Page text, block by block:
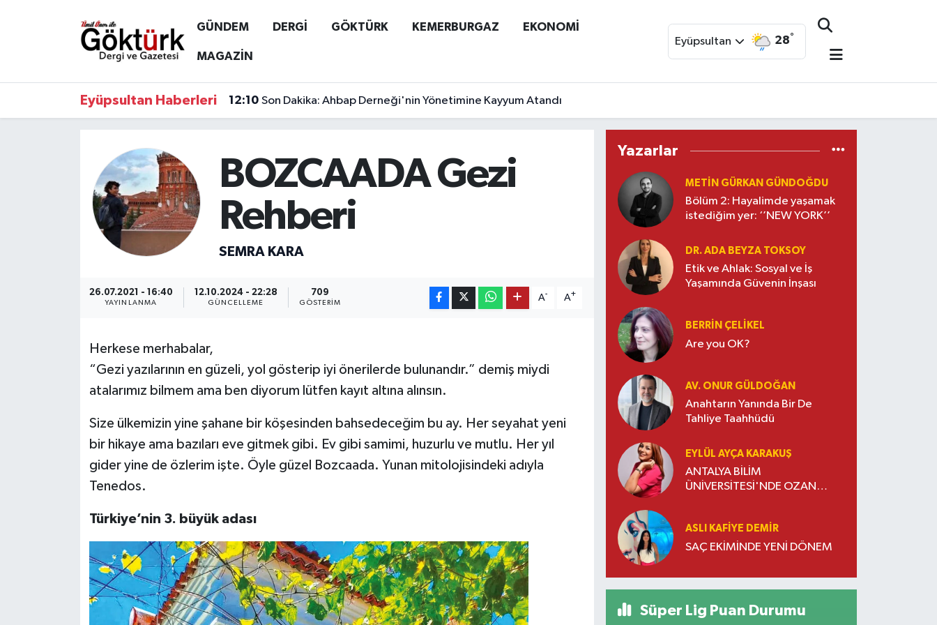
GÜNDEM DERGİ GÖKTÜRK KEMERBURGAZ EKONOMİ
MAGAZİN
Eyüpsultan 28°
Eyüpsultan Haberleri 12:10 Son Dakika: Ahbap Derneği'nin Yönetimine Kayyum Atandı
BOZCAADA Gezi
Rehberi
SEMRA KARA
26.07.2021 - 16:40
YAYINLANMA
12.10.2024 - 22:28
GÜNCELLEME
709
GÖSTERIM
A- A+
Herkese merhabalar,
“Gezi yazılarının en güzeli, yol gösterip iyi önerilerde bulunandır.” demiş miydi
atalarımız bilmem ama ben diyorum lütfen kayıt altına alınsın.
Size ülkemizin yine şahane bir köşesinden bahsedeceğim bu ay. Her seyahat yeni
bir hikaye ama bazıları eve gitmek gibi. Ev gibi samimi, huzurlu ve mutlu. Her yıl
gider yine de özlerim işte. Öyle güzel Bozcaada. Yunan mitolojisindeki adıyla
Tenedos.
Türkiye’nin 3. büyük adası
Yazarlar
METIN GÜRKAN GÜNDOĞDU
Bölüm 2: Hayalimde yaşamak
istediğim yer: ‘’NEW YORK’’
DR. ADA BEYZA TOKSOY
Etik ve Ahlak: Sosyal ve İş
Yaşamında Güvenin İnşası
BERRIN ÇELIKEL
Are you OK?
AV. ONUR GÜLDOĞAN
Anahtarın Yanında Bir De
Tahliye Taahhüdü
EYLÜL AYÇA KARAKUŞ
ANTALYA BİLİM
ÜNİVERSİTESİ'NDE OZAN
ASLI KAFIYE DEMIR
SAÇ EKİMİNDE YENİ DÖNEM
Süper Lig Puan Durumu
Anne Çocuk
KÜLTÜR - SANAT
ÖZEL HABER
Eyüpsultan Hava Durumu
Tüm Manşetler
Son Dakika Haberleri
Haber Arşivi